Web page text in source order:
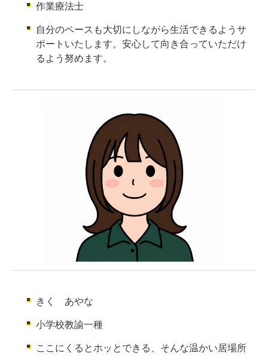
作業療法士
自分のペースも大切にしながら生活できるようサ
ポートいたします。安心して向き合っていただけ
るよう努めます。
きく あやな
小学校教諭一種
ここにくるとホッとできる、そんな温かい居場所